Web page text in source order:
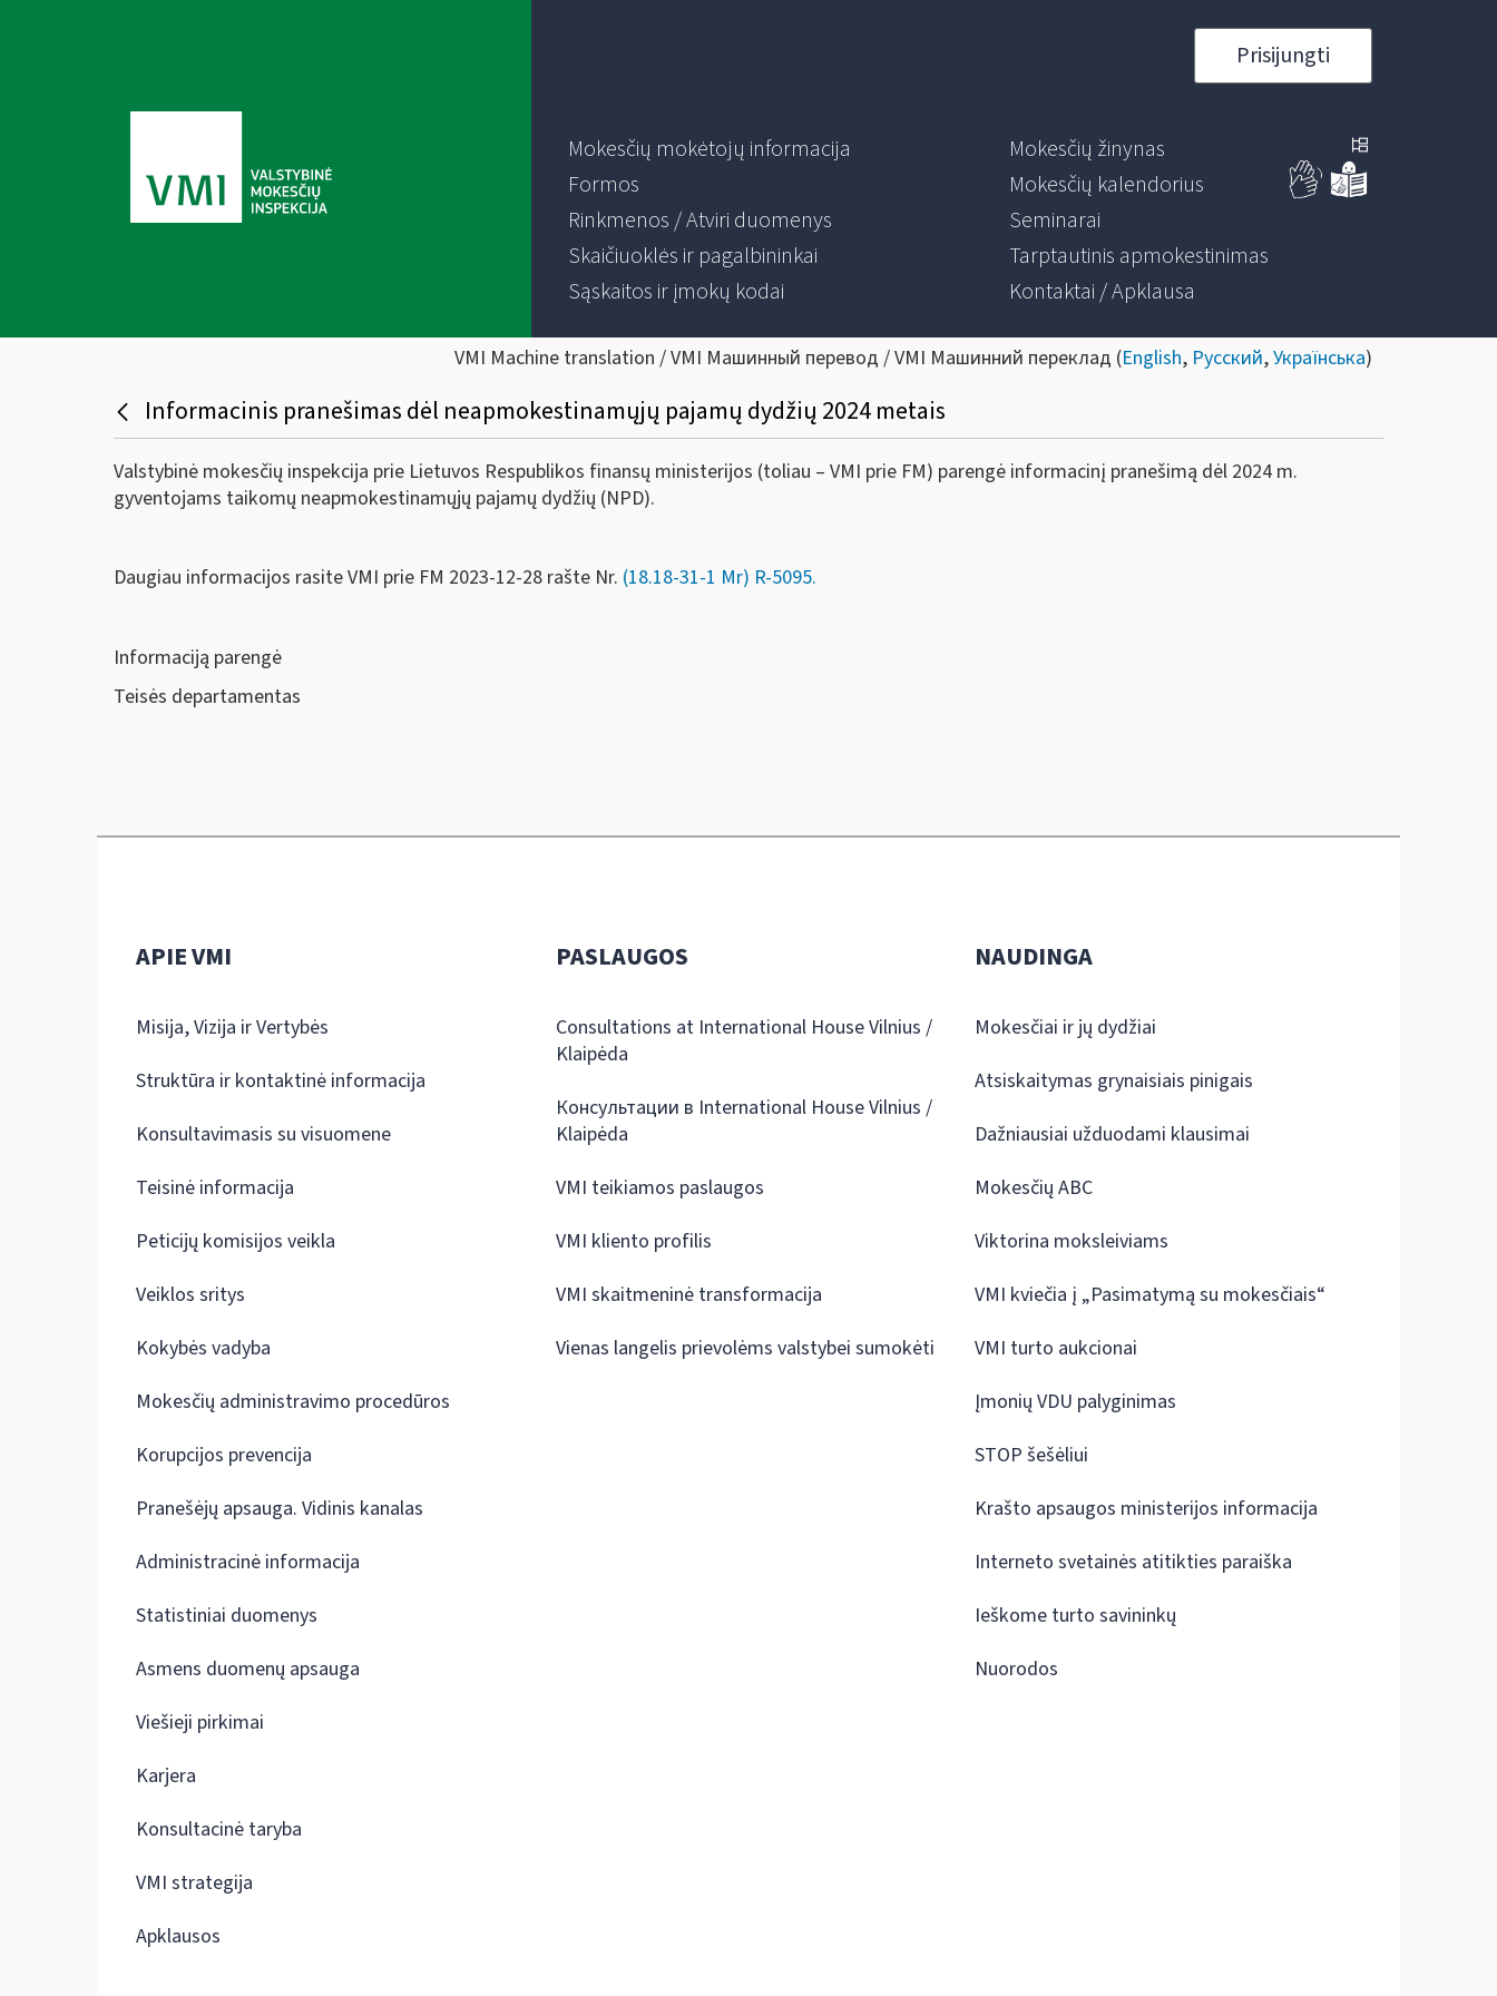
Prisijungti
Mokesčių mokėtojų informacija
Formos
Rinkmenos / Atviri duomenys
Skaičiuoklės ir pagalbininkai
Sąskaitos ir įmokų kodai
Mokesčių žinynas
Mokesčių kalendorius
Seminarai
Tarptautinis apmokestinimas
Kontaktai / Apklausa
VMI Machine translation / VMI Машинный перевод / VMI Машинний переклад (English, Русский,Українська)
Informacinis pranešimas dėl neapmokestinamųjų pajamų dydžių 2024 metais
Valstybinė mokesčių inspekcija prie Lietuvos Respublikos finansų ministerijos (toliau – VMI prie FM) parengė informacinį pranešimą dėl 2024 m.
gyventojams taikomų neapmokestinamųjų pajamų dydžių (NPD).
Daugiau informacijos rasite VMI prie FM 2023-12-28 rašte Nr. (18.18-31-1 Mr) R-5095.
Informaciją parengė
Teisės departamentas
APIE VMI
Misija, Vizija ir Vertybės
Struktūra ir kontaktinė informacija
Konsultavimasis su visuomene
Teisinė informacija
Peticijų komisijos veikla
Veiklos sritys
Kokybės vadyba
Mokesčių administravimo procedūros
Korupcijos prevencija
Pranešėjų apsauga. Vidinis kanalas
Administracinė informacija
Statistiniai duomenys
Asmens duomenų apsauga
Viešieji pirkimai
Karjera
Konsultacinė taryba
VMI strategija
Apklausos
PASLAUGOS
Consultations at International House Vilnius /
Klaipėda
Консультации в International House Vilnius /
Klaipėda
VMI teikiamos paslaugos
VMI kliento profilis
VMI skaitmeninė transformacija
Vienas langelis prievolėms valstybei sumokėti
NAUDINGA
Mokesčiai ir jų dydžiai
Atsiskaitymas grynaisiais pinigais
Dažniausiai užduodami klausimai
Mokesčių ABC
Viktorina moksleiviams
VMI kviečia į „Pasimatymą su mokesčiais“
VMI turto aukcionai
Įmonių VDU palyginimas
STOP šešėliui
Krašto apsaugos ministerijos informacija
Interneto svetainės atitikties paraiška
Ieškome turto savininkų
Nuorodos